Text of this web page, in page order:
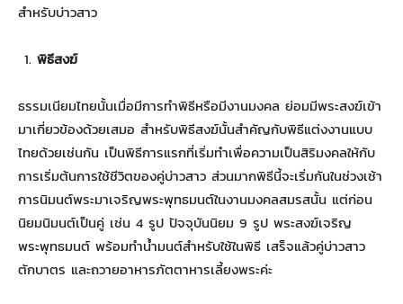
สำหรับบ่าวสาว
พิธีสงฆ์
ธรรมเนียมไทยนั้นเมื่อมีการทำพิธีหรือมีงานมงคล ย่อมมีพระสงฆ์เข้า
มาเกี่ยวข้องด้วยเสมอ สำหรับพิธีสงฆ์นั้นสำคัญกับพิธีแต่งงานแบบ
ไทยด้วยเช่นกัน เป็นพิธีการแรกที่เริ่มทำเพื่อความเป็นสิริมงคลให้กับ
การเริ่มต้นการใช้ชีวิตของคู่บ่าวสาว ส่วนมากพิธีนี้จะเริ่มกันในช่วงเช้า
การนิมนต์พระมาเจริญพระพุทธมนต์ในงานมงคลสมรสนั้น แต่ก่อน
นิยมนิมนต์เป็นคู่ เช่น 4 รูป ปัจจุบันนิยม 9 รูป พระสงฆ์เจริญ
พระพุทธมนต์ พร้อมทำน้ำมนต์สำหรับใช้ในพิธี เสร็จแล้วคู่บ่าวสาว
ตักบาตร และถวายอาหารภัตตาหารเลี้ยงพระค่ะ